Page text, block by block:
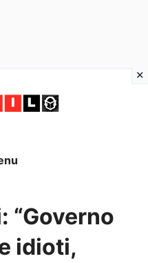
“Governo
idioti,